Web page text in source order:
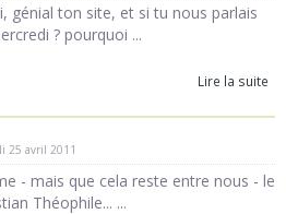
génial ton site, et si tu nous parlais
? pourquoi ...
Lire la suite
25 avril 2011
- mais que cela reste entre nous - le
Théophile... ...